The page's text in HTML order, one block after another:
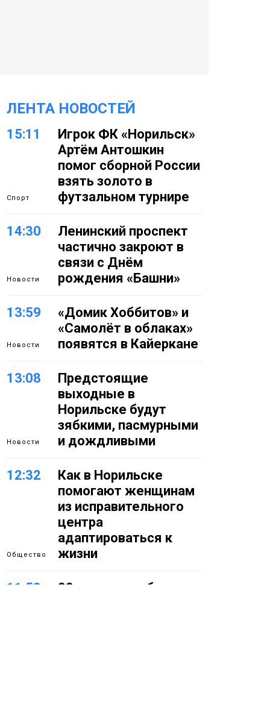
ЛЕНТА НОВОСТЕЙ
15:11
Спорт
Игрок ФК «Норильск»
Артём Антошкин
помог сборной России
взять золото в
футзальном турнире
14:30
Новости
Ленинский проспект
частично закроют в
связи с Днём
рождения «Башни»
13:59
Новости
«Домик Хоббитов» и
«Самолёт в облаках»
появятся в Кайеркане
13:08
Новости
Предстоящие
выходные в
Норильске будут
зябкими, пасмурными
и дождливыми
12:32
Общество
Как в Норильске
помогают женщинам
из исправительного
центра
адаптироваться к
жизни
11:53
22 земских работника